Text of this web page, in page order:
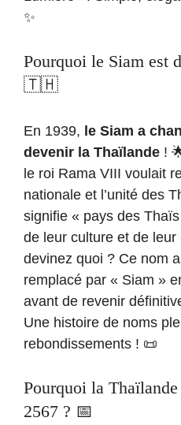
✨
Pourquoi le Siam est
🇹🇭
En 1939, le Siam a
devenir la Thaïlande !
le roi Rama VIII voulait
nationale et l’unité des
signifie « pays des
de leur culture et de
devinez quoi ? Ce nom
remplacé par « Siam »
avant de revenir
Une histoire de noms
rebondissements ! 📜
Pourquoi la
2567 ? 📅